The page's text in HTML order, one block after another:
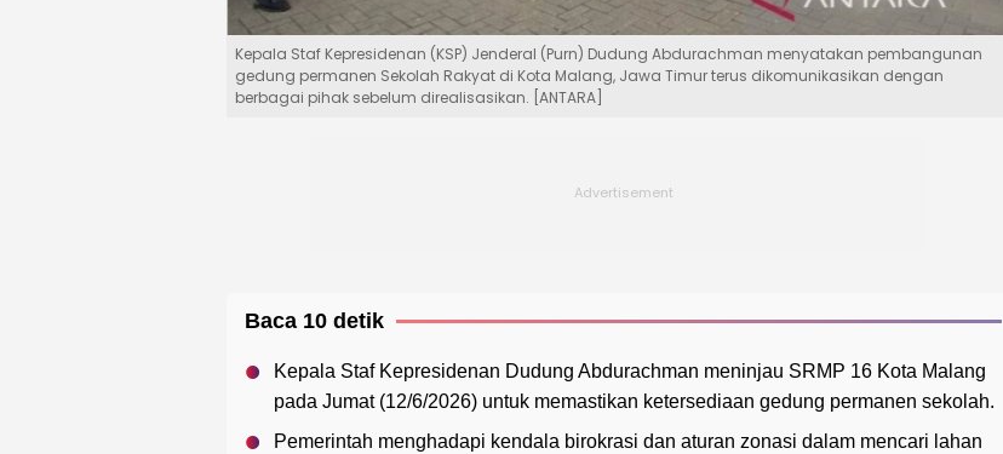
Kepala Staf Kepresidenan (KSP) Jenderal (Purn) Dudung Abdurachman menyatakan pembangunan
gedung permanen Sekolah Rakyat di Kota Malang, Jawa Timur terus dikomunikasikan dengan
berbagai pihak sebelum direalisasikan. [ANTARA]
Baca 10 detik
Kepala Staf Kepresidenan Dudung Abdurachman meninjau SRMP 16 Kota Malang
pada Jumat (12/6/2026) untuk memastikan ketersediaan gedung permanen sekolah.
Pemerintah menghadapi kendala birokrasi dan aturan zonasi dalam mencari lahan